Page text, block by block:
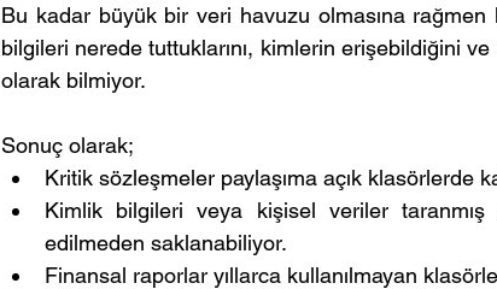
Bu kadar büyük bir veri havuzu olmasına rağmen
bilgileri nerede tuttuklarını, kimlerin erişebildiğini ve
olarak bilmiyor.
Sonuç olarak;
Kritik sözleşmeler paylaşıma açık klasörlerde
Kimlik bilgileri veya kişisel veriler taranmış
edilmeden saklanabiliyor.
Finansal raporlar yıllarca kullanılmayan